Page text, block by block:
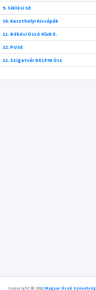
9. Siklósi SE
10. Keszthelyi Kiscápák
11. Békési Úszó Klub E.
12. PUSE
12. Szigetvár DELFIN Úsz
Copyright © 2022Magyar Úszó Szövetség